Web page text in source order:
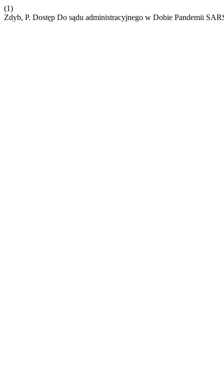
(1)
Zdyb, P. Dostęp Do sądu administracyjnego w Dobie Pandemii